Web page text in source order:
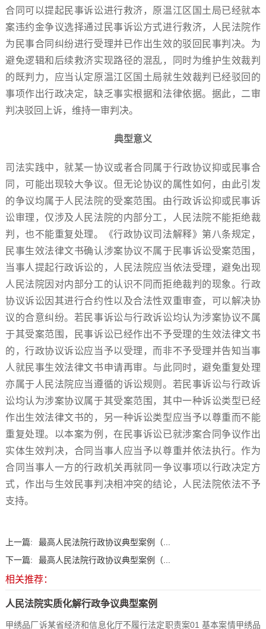
合同可以提起民事诉讼进行救济，原温江区国土局已经就本
案违约金争议选择通过民事诉讼方式进行救济，人民法院作
为民事合同纠纷进行受理并已作出生效的驳回民事判决。为
避免逻辑和后续救济实现路径的混乱，同时为维护生效裁判
的既判力，应当认定原温江区国土局就生效裁判已经驳回的
事项作出行政决定，缺乏事实根据和法律依据。据此，二审
判决驳回上诉，维持一审判决。
典型意义
司法实践中，就某一协议或者合同属于行政协议抑或民事合
同，可能出现较大争议。但无论协议的属性如何，由此引发
的争议均属于人民法院的受案范围。由行政诉讼抑或民事诉
讼审理，仅涉及人民法院的内部分工，人民法院不能拒绝裁
判，也不能重复处理。《行政协议司法解释》第八条规定，
民事生效法律文书确认涉案协议不属于民事诉讼受案范围，
当事人提起行政诉讼的，人民法院应当依法受理，避免出现
人民法院因对内部分工的认识不同而拒绝裁判的现象。行政
协议诉讼因其进行合约性以及合法性双重审查，可以解决协
议的合意纠纷。若民事诉讼与行政诉讼均认为涉案协议不属
于其受案范围，民事诉讼已经作出不予受理的生效法律文书
的，行政协议诉讼应当予以受理，而非不予受理并告知当事
人就民事生效法律文书申请再审。与此同时，避免重复处理
亦属于人民法院应当遵循的诉讼规则。若民事诉讼与行政诉
讼均认为涉案协议属于其受案范围，其中一种诉讼类型已经
作出生效法律文书的，另一种诉讼类型应当予以尊重而不能
重复处理。以本案为例，在民事诉讼已就涉案合同争议作出
实体生效判决，合同当事人应当予以尊重并依法执行。作为
合同当事人一方的行政机关再就同一争议事项以行政决定方
式，作出与生效民事判决相冲突的结论，人民法院依法不予
支持。
上一篇:
最高人民法院行政协议典型案例（...
下一篇:
最高人民法院行政协议典型案例（...
相关推荐：
人民法院实质化解行政争议典型案例
甲绣品厂诉某省经济和信息化厅不履行法定职责案01 基本案情甲绣品